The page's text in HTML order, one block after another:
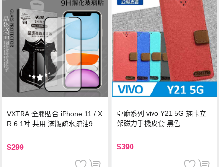
VXTRA 全膠貼合 iPhone 11 / X
R 6.1吋 共用 滿版疏水疏油9H
$299
亞麻系列 vivo Y21 5G 插卡立
架磁力手機皮套 黑色
$390